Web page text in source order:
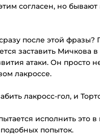
согласен, но
после этой фразы?
заставить Мичкова в
атаки. Он просто
лакроccе.
лакросс-гол, и
исполнить это
попыток.